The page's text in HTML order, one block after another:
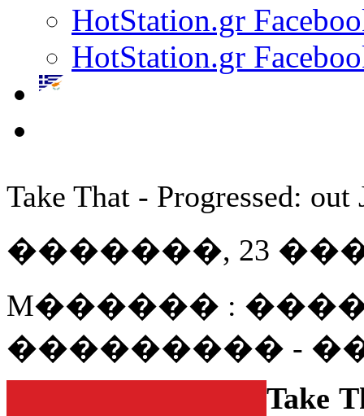
HotStation.gr
HotStation.gr
Take That - Progressed: out
�������, 23 ���
M������ :
��������� -
Take